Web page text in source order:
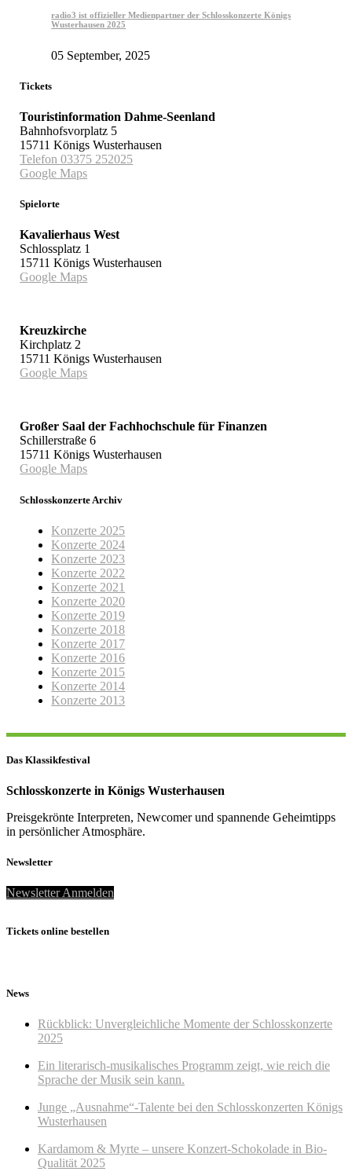
radio3 ist offizieller Medienpartner der Schlosskonzerte Königs
Wusterhausen 2025
05 September, 2025
Tickets
Touristinformation Dahme-Seenland
Bahnhofsvorplatz 5
15711 Königs Wusterhausen
Telefon 03375 252025
Google Maps
Spielorte
Kavalierhaus West
Schlossplatz 1
15711 Königs Wusterhausen
Google Maps
Kreuzkirche
Kirchplatz 2
15711 Königs Wusterhausen
Google Maps
Großer Saal der Fachhochschule für Finanzen
Schillerstraße 6
15711 Königs Wusterhausen
Google Maps
Schlosskonzerte Archiv
Konzerte 2025
Konzerte 2024
Konzerte 2023
Konzerte 2022
Konzerte 2021
Konzerte 2020
Konzerte 2019
Konzerte 2018
Konzerte 2017
Konzerte 2016
Konzerte 2015
Konzerte 2014
Konzerte 2013
Das Klassikfestival
Schlosskonzerte in Königs Wusterhausen
Preisgekrönte Interpreten, Newcomer und spannende Geheimtipps
in persönlicher Atmosphäre.
Newsletter
Newsletter Anmelden
Tickets online bestellen
News
Rückblick: Unvergleichliche Momente der Schlosskonzerte
2025
Ein literarisch-musikalisches Programm zeigt, wie reich die
Sprache der Musik sein kann.
Junge „Ausnahme“-Talente bei den Schlosskonzerten Königs
Wusterhausen
Kardamom & Myrte – unsere Konzert-Schokolade in Bio-
Qualität 2025